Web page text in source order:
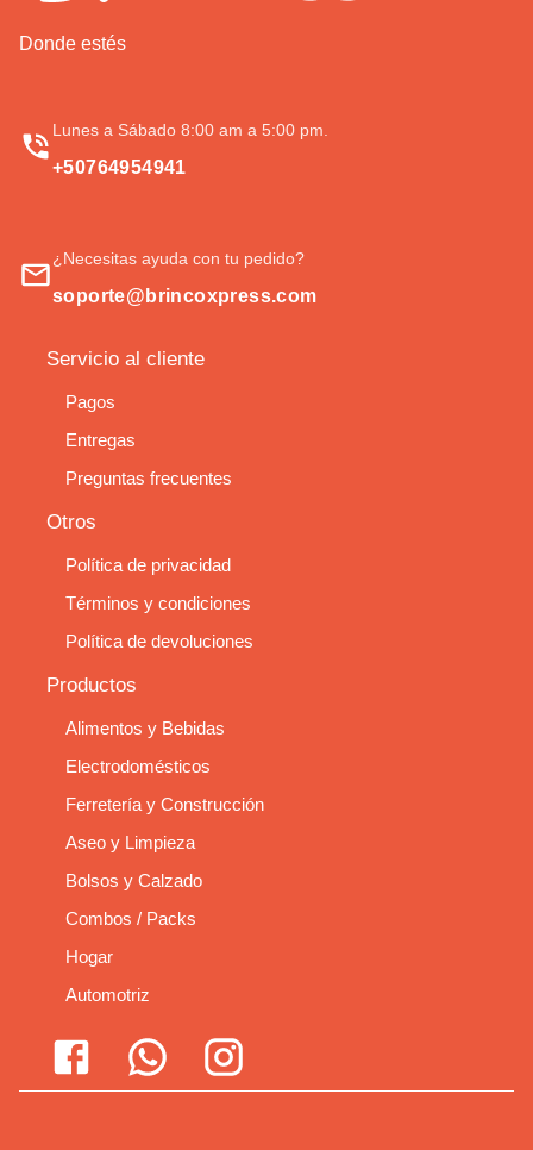
Donde estés
Lunes a Sábado 8:00 am a 5:00 pm.
+50764954941
¿Necesitas ayuda con tu pedido?
soporte@brincoxpress.com
Servicio al cliente
Pagos
Entregas
Preguntas frecuentes
Otros
Política de privacidad
Términos y condiciones
Política de devoluciones
Productos
Alimentos y Bebidas
Electrodomésticos
Ferretería y Construcción
Aseo y Limpieza
Bolsos y Calzado
Combos / Packs
Hogar
Automotriz